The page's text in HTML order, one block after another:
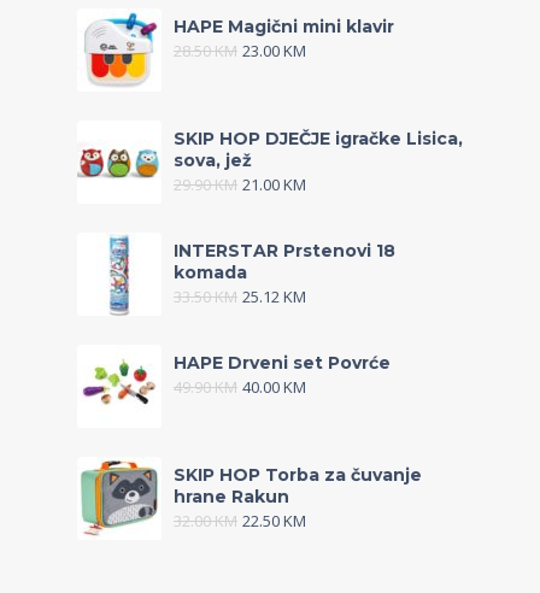
HAPE Magični mini klavir
28.50KM 23.00KM
SKIP HOP DJEČJE igračke Lisica,
sova, jež
29.90KM 21.00KM
INTERSTAR Prstenovi 18
komada
33.50KM 25.12KM
HAPE Drveni set Povrće
49.90KM 40.00KM
SKIP HOP Torba za čuvanje
hrane Rakun
32.00KM 22.50KM